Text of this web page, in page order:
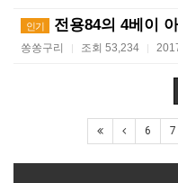
인기 전용84의 4베이
쏭쏭구리 | 조회 53,234 |
6 7